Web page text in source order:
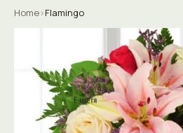
Home›Flamingo